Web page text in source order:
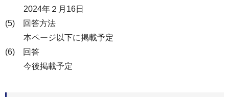
2024年２月16日
(5) 回答方法
本ページ以下に掲載予定
(6) 回答
今後掲載予定